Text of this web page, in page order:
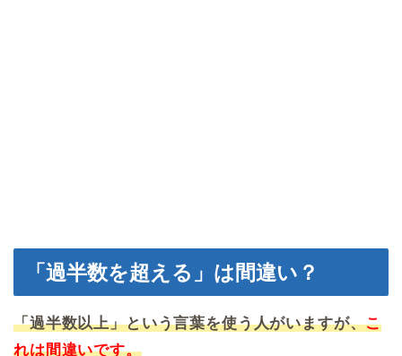
「過半数を超える」は間違い？
「過半数以上」という言葉を使う人がいますが、こ
れは間違いです。